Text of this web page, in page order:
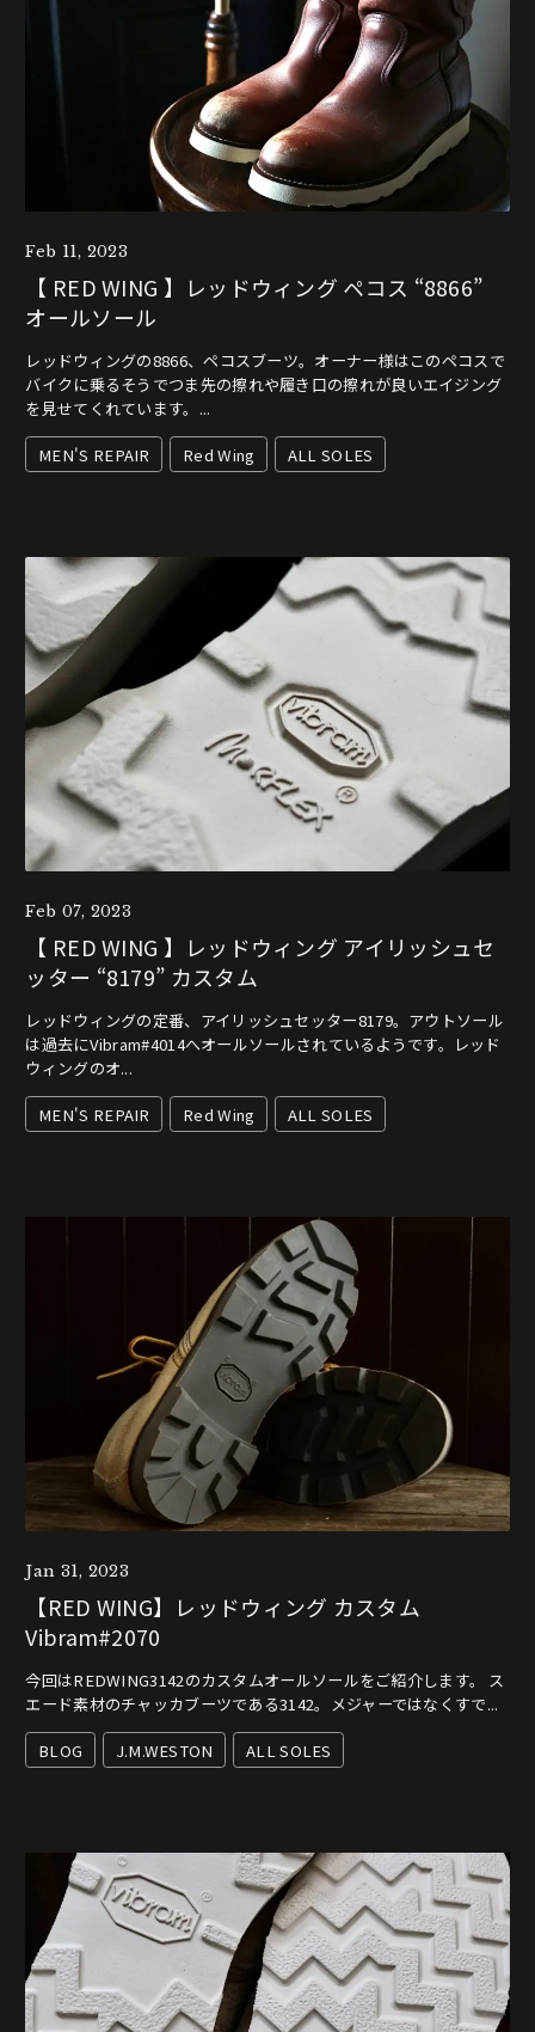
Feb 11, 2023
【 RED WING 】レッドウィング ペコス “8866”
オールソール
レッドウィングの8866、ペコスブーツ。オーナー様はこのペコスで
バイクに乗るそうでつま先の擦れや履き口の擦れが良いエイジング
を見せてくれています。...
MEN'S REPAIR Red Wing ALL SOLES
Feb 07, 2023
【 RED WING 】レッドウィング アイリッシュセ
ッター “8179” カスタム
レッドウィングの定番、アイリッシュセッター8179。アウトソール
は過去にVibram#4014へオールソールされているようです。レッド
ウィングのオ...
MEN'S REPAIR Red Wing ALL SOLES
Jan 31, 2023
【RED WING】レッドウィング カスタム
Vibram#2070
今回はREDWING3142のカスタムオールソールをご紹介します。 ス
エード素材のチャッカブーツである3142。メジャーではなくすで...
BLOG J.M.WESTON ALL SOLES